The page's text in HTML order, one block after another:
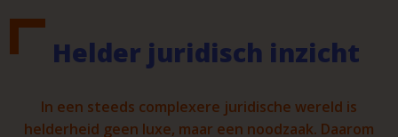
Helder juridisch inzicht
In een steeds complexere juridische wereld is
helderheid geen luxe, maar een noodzaak. Daarom